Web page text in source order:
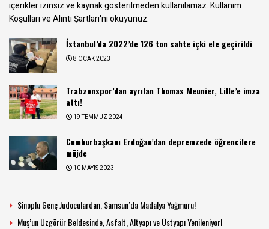
içerikler izinsiz ve kaynak gösterilmeden kullanılamaz.Kullanım
Koşulları ve Alıntı Şartları'nı okuyunuz.
İstanbul’da 2022’de 126 ton sahte içki ele geçirildi
8 OCAK 2023
Trabzonspor’dan ayrılan Thomas Meunier, Lille’e imza
attı!
19 TEMMUZ 2024
Cumhurbaşkanı Erdoğan’dan depremzede öğrencilere
müjde
10 MAYIS 2023
Sinoplu Genç Judoculardan, Samsun’da Madalya Yağmuru!
Muş’un Uzgörür Beldesinde, Asfalt, Altyapı ve Üstyapı Yenileniyor!